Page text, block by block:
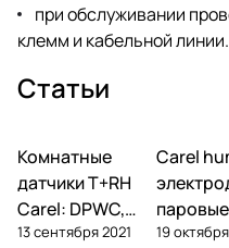
при обслуживании
клемм и кабельной линии.
Статьи
Автоматика и
контроллеры
Комнатные
датчики T+RH
Carel: DPWC,
DPDC, ASWC —
13 сентября 2021
Carel
паровые
19